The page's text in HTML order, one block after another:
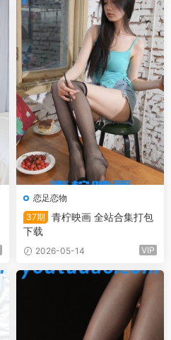
恋足恋物
37期
青柠映画 全站合集打包
下载
2026-05-14 VIP